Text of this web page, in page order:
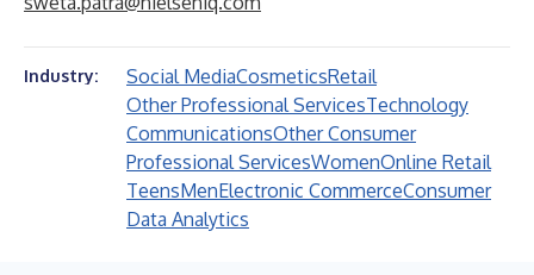
Industry: Social MediaCosmeticsRetail
Other Professional ServicesTechnology
CommunicationsOther Consumer
Professional ServicesWomenOnline Retail
TeensMenElectronic CommerceConsumer
Data Analytics